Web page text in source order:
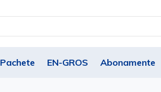
Pachete EN-GROS Abonamente